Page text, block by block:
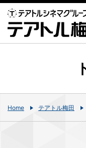
Home テアトル梅田